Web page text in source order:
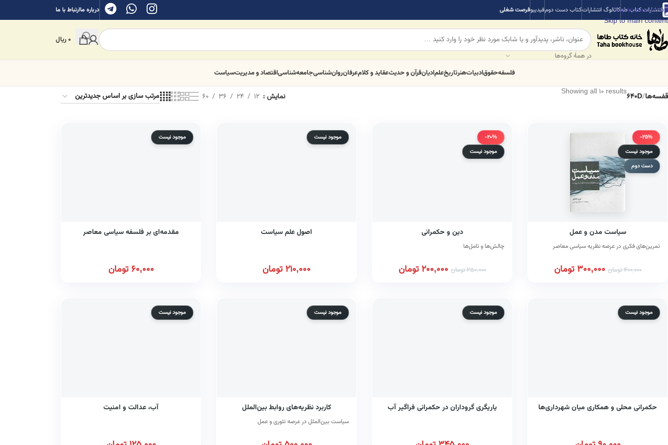
Skip to navigation
Skip to main content
انتشارات کتاب طهکاتالوگ انتشاراتکتاب دست دومفیدیبوفرصت شغلی درباره ماارتباط با ما
در همهٔ گروه‌ها
0ریال
فلسفهحقوقادبیاتهنرتاریخعلمادیانقرآن و حدیثعقاید و کلامعرفانروان‌شناسیجامعه‌شناسیاقتصاد و مدیریتسیاست
قفسه‌ها/
640D
Showing all 10 results نمایش 12
24
36
60
-25%
موجود نیست
دست دوم
سیاست مدن و عمل
تمرین‎های فکری در عرصه نظریه سیاسی معاصر
400,000تومان 300,000تومان
-20%
موجود نیست
دین و حکمرانی
چالش‌ها و تامل‌ها
250,000تومان 200,000تومان
موجود نیست
اصول علم سیاست
210,000تومان
موجود نیست
مقدمه‌ای بر فلسفه سیاسی معاصر
60,000 تومان
موجود نیست
حکمرانی محلی و همکاری میان شهرداری‌ها
موجود نیست
یاریگری گروداران در حکمرانی فراگیر آب
موجود نیست
کاربرد نظریه‌های روابط بین‌الملل
سیاست بین‌الملل در عرصه تئوری و عمل
موجود نیست
آب، عدالت و امنیت